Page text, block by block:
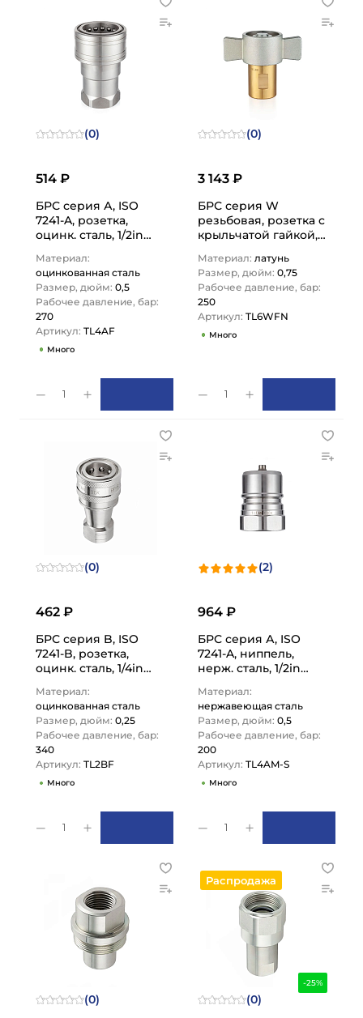
(0)
514 ₽
БРС серия А, ISO
7241-A, розетка,
оцинк. сталь, 1/2in
Материал:
оцинкованная сталь
Размер, дюйм: 0,5
Рабочее давление, бар:
270
Артикул: TL4AF
Много
1
(0)
3 143 ₽
БРС серия W
резьбовая, розетка с
крыльчатой гайкой,
3/4in TL6WFN TITAN…
Материал: латунь
Размер, дюйм: 0,75
Рабочее давление, бар:
250
Артикул: TL6WFN
Много
1
(0)
462 ₽
БРС серия B, ISO
7241-B, розетка,
оцинк. сталь, 1/4in
Материал:
оцинкованная сталь
Размер, дюйм: 0,25
Рабочее давление, бар:
340
Артикул: TL2BF
Много
1
(2)
964 ₽
БРС серия А, ISO
7241-A, ниппель,
нерж. сталь, 1/2in
Материал:
нержавеющая сталь
Размер, дюйм: 0,5
Рабочее давление, бар:
200
Артикул: TL4AM-S
Много
1
(0)
-25%
Распродажа
(0)